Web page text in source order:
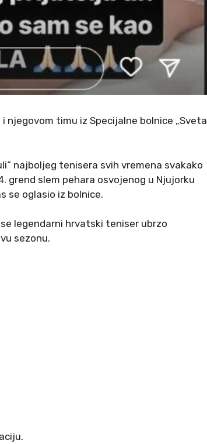
njegovom timu iz Specijalne bolnice „Sveta
najboljeg tenisera svih vremena svakako
grend slem pehara osvojenog u Njujorku
se oglasio iz bolnice.
legendarni hrvatski teniser ubrzo
sezonu.